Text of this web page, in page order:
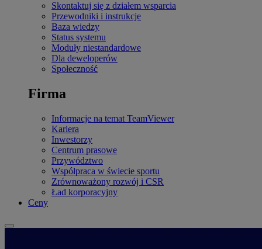
Skontaktuj się z działem wsparcia
Przewodniki i instrukcje
Baza wiedzy
Status systemu
Moduły niestandardowe
Dla deweloperów
Społeczność
Firma
Informacje na temat TeamViewer
Kariera
Inwestorzy
Centrum prasowe
Przywództwo
Współpraca w świecie sportu
Zrównoważony rozwój i CSR
Ład korporacyjny
Ceny